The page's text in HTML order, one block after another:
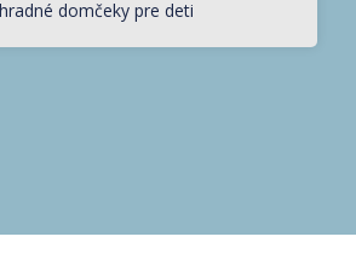
domčeky pre deti